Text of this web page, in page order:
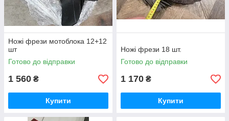
Ножі фрези мотоблока 12+12
шт
Готово до відправки
1 560 ₴
Купити
Ножі фрези 18 шт.
Готово до відправки
1 170 ₴
Купити